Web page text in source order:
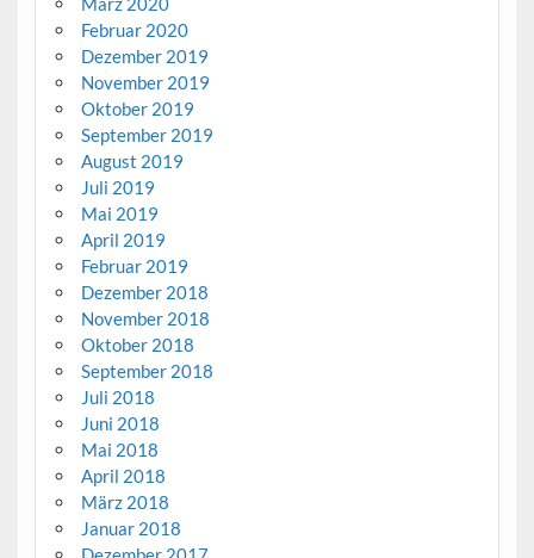
Februar 2020
Dezember 2019
November 2019
Oktober 2019
September 2019
August 2019
Juli 2019
Mai 2019
April 2019
Februar 2019
Dezember 2018
November 2018
Oktober 2018
September 2018
Juli 2018
Juni 2018
Mai 2018
April 2018
März 2018
Januar 2018